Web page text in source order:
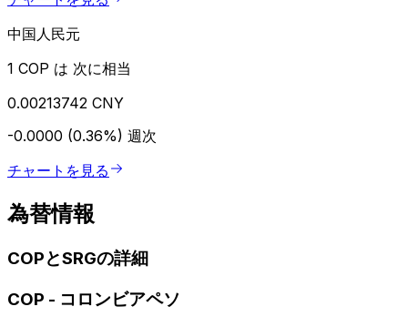
中国人民元
1 COP は 次に相当
0.00213742 CNY
-0.0000 (0.36%) 週次
チャートを見る
為替情報
COPとSRGの詳細
COP - コロンビアペソ